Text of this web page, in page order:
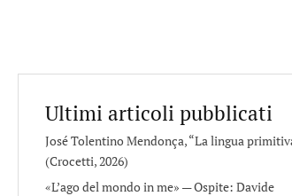
Ultimi articoli pubblicati
José Tolentino Mendonça, “La lingua
(Crocetti, 2026)
«L’ago del mondo in me» — Ospite: Davide